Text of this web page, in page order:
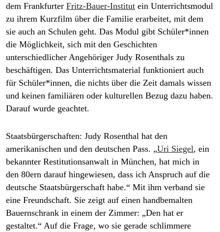
dem Frankfurter Fritz-Bauer-Institut ein Unterrichtsmodul
zu ihrem Kurzfilm über die Familie erarbeitet, mit dem
sie auch an Schulen geht. Das Modul gibt Schü­le­r*in­nen
die Möglichkeit, sich mit den Geschichten
unterschiedlicher Angehöriger Judy Rosenthals zu
beschäftigen. Das Unterrichtsmaterial funktioniert auch
für Schüler*innen, die nichts über die Zeit damals wissen
und keinen familiären oder kulturellen Bezug dazu haben.
Darauf wurde geachtet.
Staatsbürgerschaften: Judy Rosenthal hat den
amerikanischen und den deutschen Pass. „Uri Siegel, ein
bekannter Restitutionsanwalt in München, hat mich in
den 80ern darauf hingewiesen, dass ich Anspruch auf die
deutsche Staatsbürgerschaft habe.“ Mit ihm verband sie
eine Freundschaft. Sie zeigt auf einen handbemalten
Bauernschrank in einem der Zimmer: „Den hat er
gestaltet.“ Auf die Frage, wo sie gerade schlimmere